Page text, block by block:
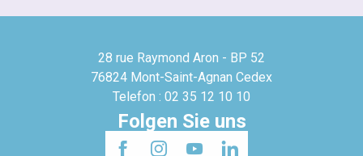
28 rue Raymond Aron - BP 52
76824 Mont-Saint-Agnan Cedex
Telefon : 02 35 12 10 10
Folgen Sie uns